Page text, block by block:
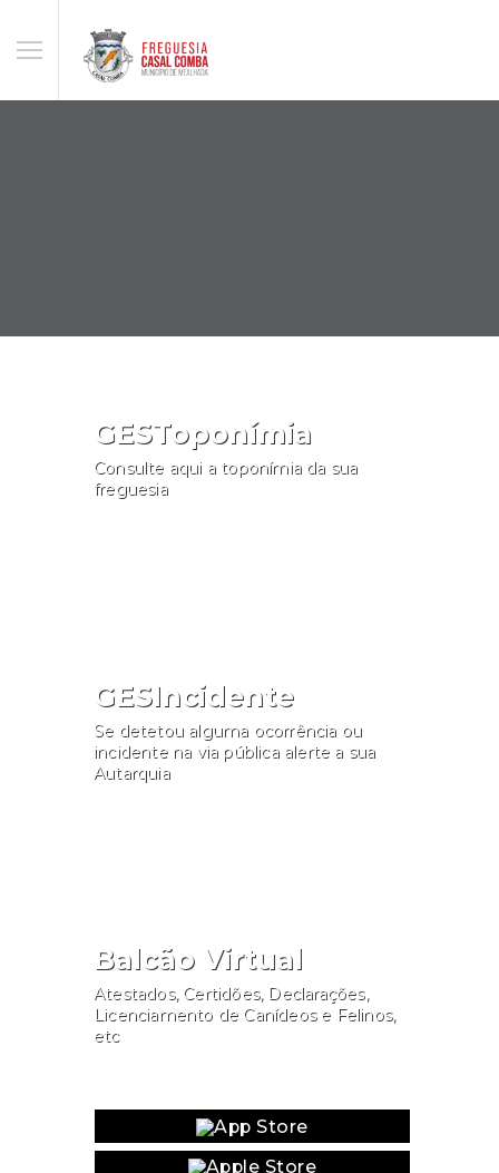
GESToponímia
Consulte aqui a toponímia da sua
freguesia
GESIncidente
Se detetou alguma ocorrência ou
incidente na via pública alerte a sua
Autarquia
Balcão Virtual
Atestados, Certidões, Declarações,
Licenciamento de Canídeos e Felinos,
etc